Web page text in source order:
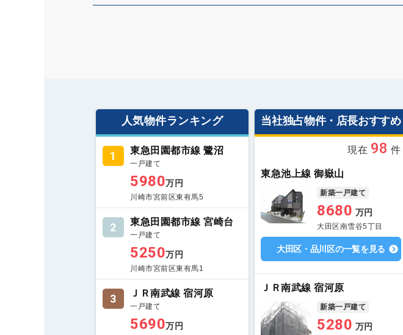
人気物件ランキング
1 東急田園都市線 鷺沼
一戸建て
5980万円
川崎市宮前区東有馬5
2 東急田園都市線 宮崎台
一戸建て
5250万円
川崎市宮前区東有馬1
3 ＪＲ南武線 宿河原
一戸建て
5690万円
当社独占物件・店長おすすめ
現在 98 件
東急池上線 御嶽山
新築一戸建て
8680 万円
大田区南雪谷5丁目
大田区・品川区の一覧を見る
ＪＲ南武線 宿河原
新築一戸建て
5280 万円